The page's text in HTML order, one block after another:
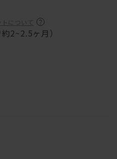
について
2~2.5ヶ月）